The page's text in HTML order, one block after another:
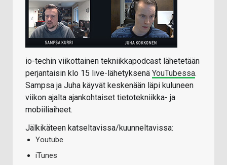
io-techin viikottainen tekniikkapodcast lähetetään
perjantaisin klo 15 live-lähetyksenä YouTubessa.
Sampsa ja Juha käyvät keskenään läpi kuluneen
viikon ajalta ajankohtaiset tietotekniikka- ja
mobiiliaiheet.
Jälkikäteen katseltavissa/kuunneltavissa:
Youtube
iTunes